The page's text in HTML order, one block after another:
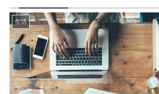
生活